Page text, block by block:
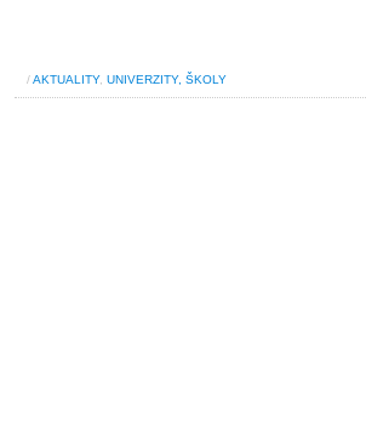
/AKTUALITY, UNIVERZITY, ŠKOLY